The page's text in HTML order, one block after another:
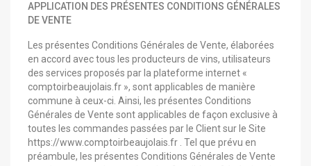
APPLICATION DES PRÉSENTES CONDITIONS GÉNÉRALES
DE VENTE
Les présentes Conditions Générales de Vente, élaborées
en accord avec tous les producteurs de vins, utilisateurs
des services proposés par la plateforme internet «
comptoirbeaujolais.fr », sont applicables de manière
commune à ceux-ci. Ainsi, les présentes Conditions
Générales de Vente sont applicables de façon exclusive à
toutes les commandes passées par le Client sur le Site
https://www.comptoirbeaujolais.fr . Tel que prévu en
préambule, les présentes Conditions Générales de Vente